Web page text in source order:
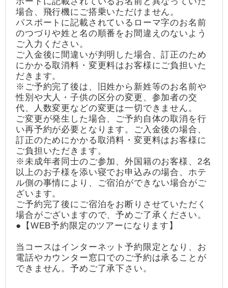
場合、飛行機にご搭乗いただけません。
パスポートに記載されているローマ字のお名前
のつづりや姓と名の順番をお間違えのないよう
ご入力ください。
ご入金後に間違いが判明した場合、訂正のため
にかかる取消料・変更料はお客様にご負担いた
だきます。
※ご予約完了後は、旧姓から新姓等のお名前や
性別や大人・子供の区分の変更、参加者の交
代、人数変更などの変更は一切できません。
ご変更が発生した場合、ご予約自体の取消を行
い再予約が必要となります。ご入金後の場合、
訂正のためにかかる取消料・変更料はお客様に
ご負担いただきます。
※未成年者同士のご参加、外国籍のお客様、2名
以上のお子様を添い寝でお申込みの場合、ホテ
ル側の事情により、ご宿泊ができない場合がご
ざいます。
ご予約完了後にご宿泊をお断りさせていただく
場合がございますので、予めご了承ください。
●【WEB予約限定のツアーになります】
当コースはインターネット予約限定となり、お
電話やカウンター窓口でのご予約は承ることが
できません。予めご了承下さい。